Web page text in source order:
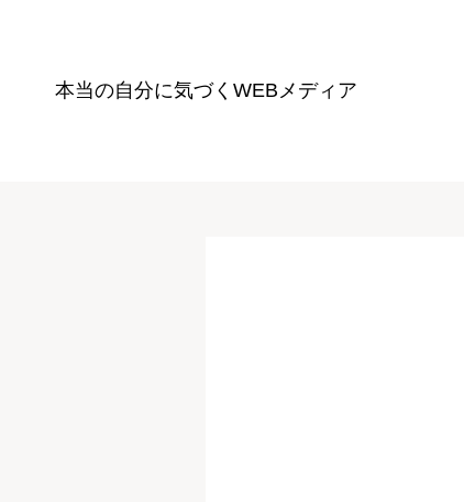
本当の自分に気づく WEBメディア